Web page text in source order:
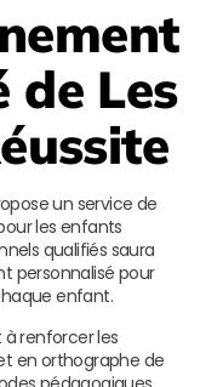
de Les
un service de
les enfants
qualifiés saura
personnalisé pour
enfant.
à renforcer les
en orthographe de